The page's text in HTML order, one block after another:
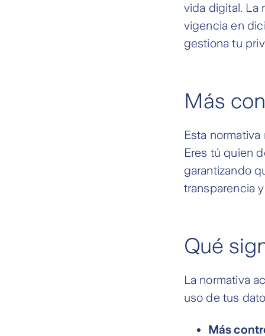
vida digital. La
vigencia en
gestiona tu
Más
Esta
Eres tú quien
garantizando
transparencia
Qué
La normativa
uso de tus
Más